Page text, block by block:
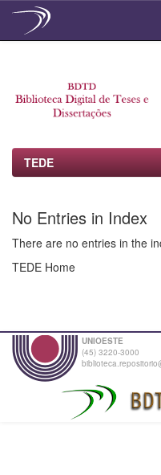
TEDE
No Entries in Index
There are no entries in the
TEDE Home
UNIOESTE
(45) 3220-3000